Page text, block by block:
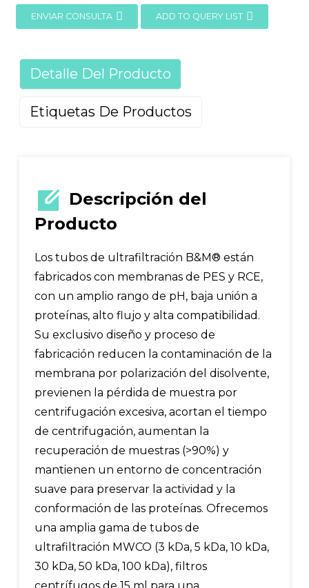
ENVIAR CONSULTA ADD TO QUERY LIST
Detalle Del Producto
Etiquetas De Productos
Descripción del
Producto
Los tubos de ultrafiltración B&M® están
fabricados con membranas de PES y RCE,
con un amplio rango de pH, baja unión a
proteínas, alto flujo y alta compatibilidad.
Su exclusivo diseño y proceso de
fabricación reducen la contaminación de la
membrana por polarización del disolvente,
previenen la pérdida de muestra por
centrifugación excesiva, acortan el tiempo
de centrifugación, aumentan la
recuperación de muestras (>90%) y
mantienen un entorno de concentración
suave para preservar la actividad y la
conformación de las proteínas. Ofrecemos
una amplia gama de tubos de
ultrafiltración MWCO (3 kDa, 5 kDa, 10 kDa,
30 kDa, 50 kDa, 100 kDa), filtros
centrífugos de 15 ml para una